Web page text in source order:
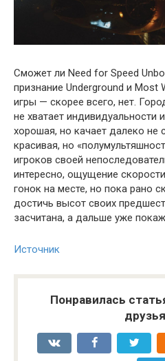
Сможет ли Need for Speed
признание Underground и
игры — скорее всего, нет.
не хватает индивидуальности
хорошая, но качает далеко не
красивая, но
игроков своей
интересно, ощущение
гонок на месте, но пока рано
достичь высот своих
засчитана, а дальше уже
Источник
Понравилась